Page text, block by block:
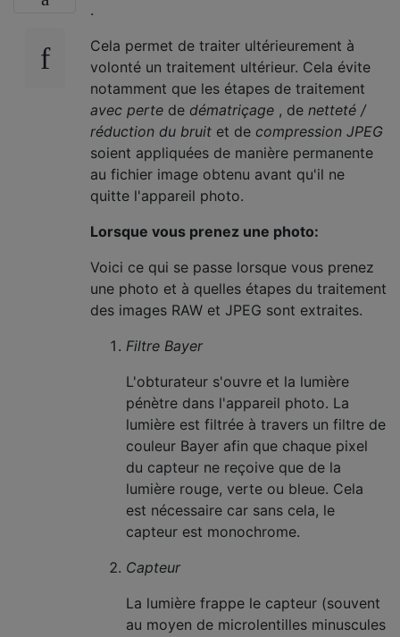
.
Cela permet de traiter ultérieurement à
volonté un traitement ultérieur. Cela évite
notamment que les étapes de traitement
avec perte de dématriçage , de netteté /
réduction du bruit et de compression JPEG
soient appliquées de manière permanente
au fichier image obtenu avant qu'il ne
quitte l'appareil photo.
Lorsque vous prenez une photo:
Voici ce qui se passe lorsque vous prenez
une photo et à quelles étapes du traitement
des images RAW et JPEG sont extraites.
Filtre Bayer
L'obturateur s'ouvre et la lumière
pénètre dans l'appareil photo. La
lumière est filtrée à travers un filtre de
couleur Bayer afin que chaque pixel
du capteur ne reçoive que de la
lumière rouge, verte ou bleue. Cela
est nécessaire car sans cela, le
capteur est monochrome.
Capteur
La lumière frappe le capteur (souvent
au moyen de microlentilles minuscules